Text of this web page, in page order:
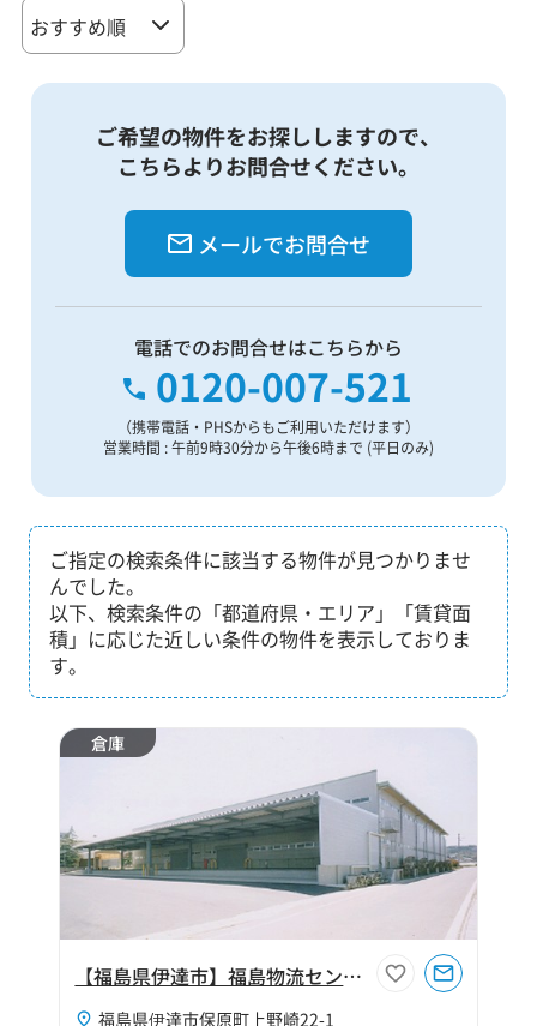
ご希望の物件をお探ししますので、
こちらよりお問合せください。
メールでお問合せ
電話でのお問合せはこちらから
0120-007-521
（携帯電話・PHSからもご利用いただけます）
営業時間 : 午前9時30分から午後6時まで (平日のみ)
ご指定の検索条件に該当する物件が見つかりませ
んでした。
以下、検索条件の「都道府県・エリア」「賃貸面
積」に応じた近しい条件の物件を表示しておりま
す。
倉庫
【福島県伊達市】福島物流センターC棟
福島県伊達市保原町上野崎22-1